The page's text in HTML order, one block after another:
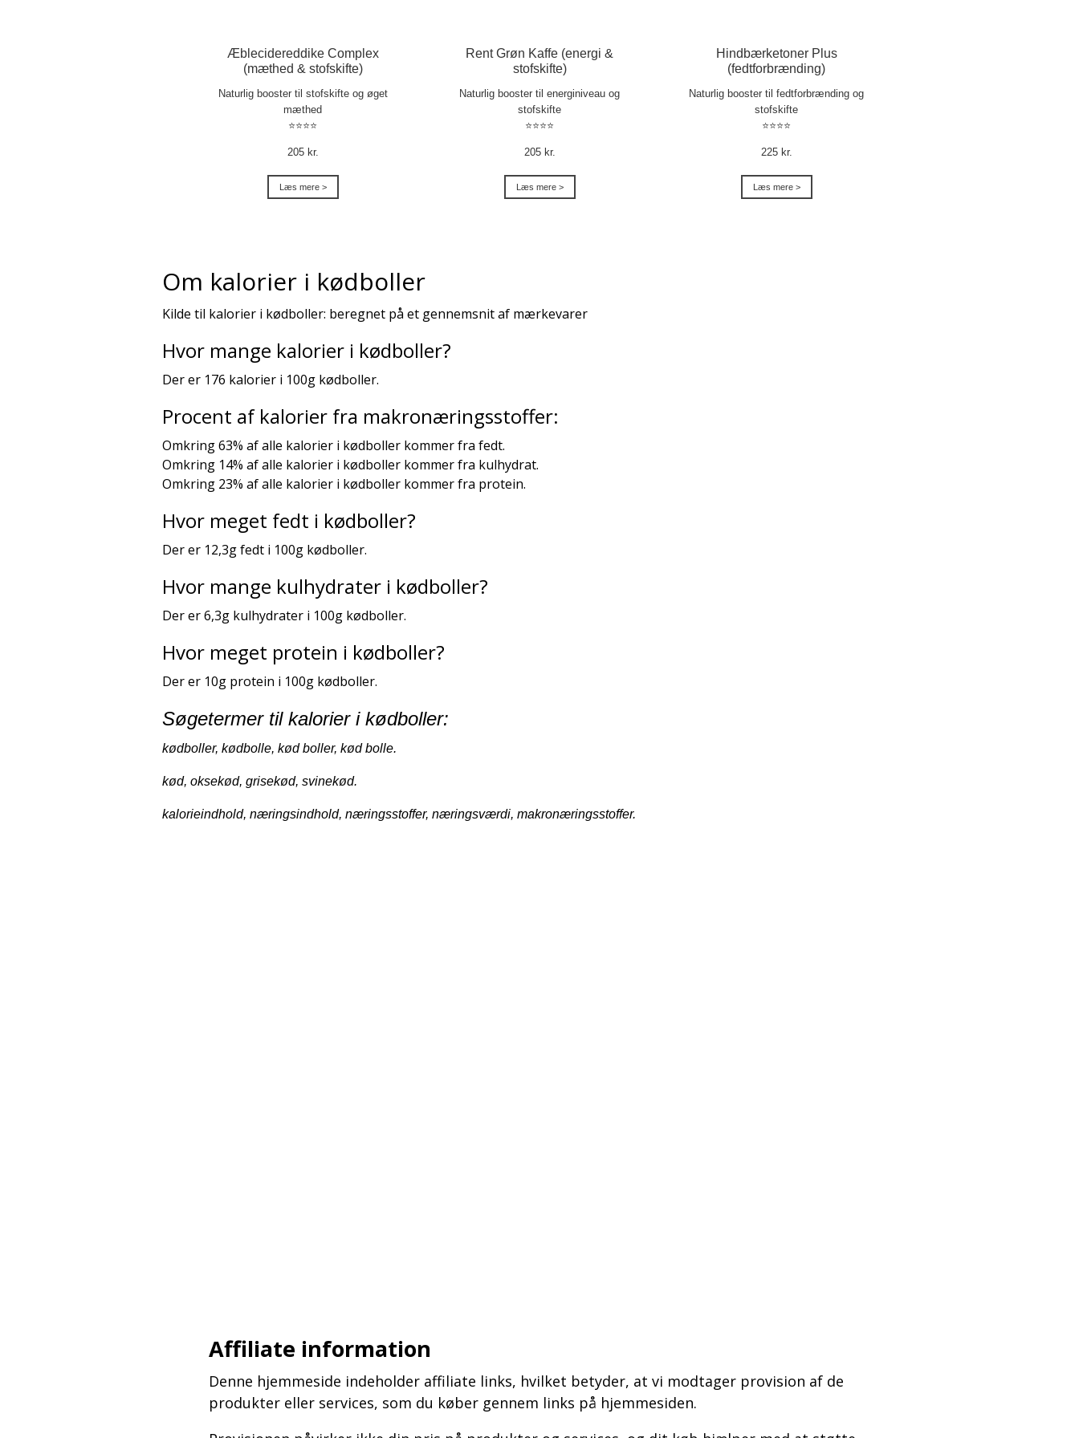
Æblecidereddike Complex
(mæthed & stofskifte)
Naturlig booster til stofskifte og øget
mæthed
⭐⭐⭐⭐
205 kr.
Læs mere >
Rent Grøn Kaffe (energi &
stofskifte)
Naturlig booster til energiniveau og
stofskifte
⭐⭐⭐⭐
205 kr.
Læs mere >
Hindbærketoner Plus
(fedtforbrænding)
Naturlig booster til fedtforbrænding og
stofskifte
⭐⭐⭐⭐
225 kr.
Læs mere >
Om kalorier i kødboller
Kilde til kalorier i kødboller: beregnet på et gennemsnit af mærkevarer
Hvor mange kalorier i kødboller?
Der er 176 kalorier i 100g kødboller.
Procent af kalorier fra makronæringsstoffer:
Omkring 63% af alle kalorier i kødboller kommer fra fedt.
Omkring 14% af alle kalorier i kødboller kommer fra kulhydrat.
Omkring 23% af alle kalorier i kødboller kommer fra protein.
Hvor meget fedt i kødboller?
Der er 12,3g fedt i 100g kødboller.
Hvor mange kulhydrater i kødboller?
Der er 6,3g kulhydrater i 100g kødboller.
Hvor meget protein i kødboller?
Der er 10g protein i 100g kødboller.
Søgetermer til kalorier i kødboller:
kødboller, kødbolle, kød boller, kød bolle.
kød, oksekød, grisekød, svinekød.
kalorieindhold, næringsindhold, næringsstoffer, næringsværdi, makronæringsstoffer.
Affiliate information
Denne hjemmeside indeholder affiliate links, hvilket betyder, at vi modtager provision af de
produkter eller services, som du køber gennem links på hjemmesiden.